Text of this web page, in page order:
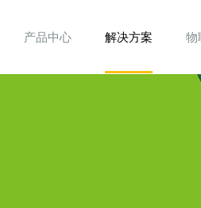
产品中心 解决方案 物